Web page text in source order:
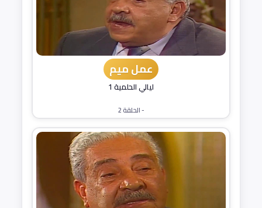
عمل ميم
ليالي الحلمية 1
- الحلقة 2